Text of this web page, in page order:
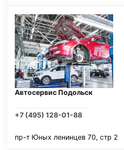
Автосервис Подольск
+7 (495) 128-01-88
пр-т Юных ленинцев 70, стр 2